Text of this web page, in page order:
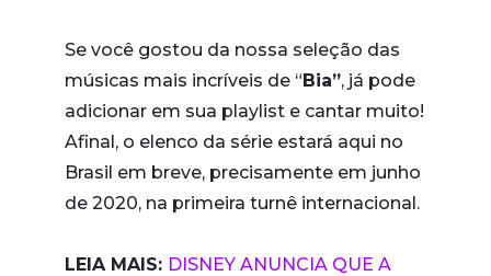
Se você gostou da nossa seleção das
músicas mais incríveis de “Bia”, já pode
adicionar em sua playlist e cantar muito!
Afinal, o elenco da série estará aqui no
Brasil em breve, precisamente em junho
de 2020, na primeira turnê internacional.
LEIA MAIS: DISNEY ANUNCIA QUE A